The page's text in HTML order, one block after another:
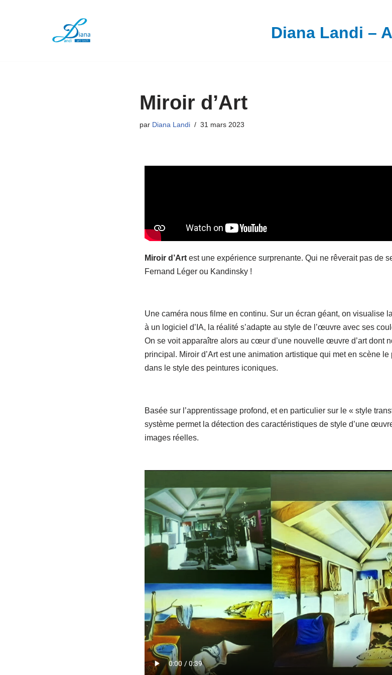
Diana Landi –
Miroir d’Art
par Diana Landi 31 mars 2023
Miroir d’Artest une expérience surprenante. Qui ne rêverait pas de
Fernand Léger ou Kandinsky !
Une caméra nous filme en continu. Sur un écran géant, on visualise
à un logiciel d’IA, la réalité s’adapte au style de l’œuvre avec ses
On se voit apparaître alors au cœur d’une nouvelle œuvre d’art dont
principal. Miroir d’Art est une animation artistique qui met en scène
dans le style des peintures iconiques.
Basée sur l’apprentissage profond, et en particulier sur le « style
système permet la détection des caractéristiques de style d’une
images réelles.